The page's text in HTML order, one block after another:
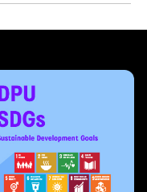
และส่วนท้องถิ่น
ค์การมหาชนหรือ